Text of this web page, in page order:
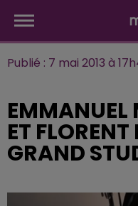
Publié : 7 mai 2013 à
EMMANUEL
ET
GRAND